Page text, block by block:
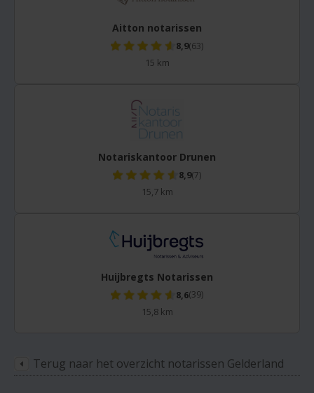
Aitton notarissen
8,9(63)
15 km
Notariskantoor Drunen
8,9(7)
15,7 km
Huijbregts Notarissen
8,6(39)
15,8 km
Terug naar het overzicht notarissen Gelderland